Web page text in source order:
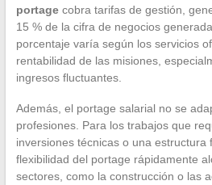
portagecobra tarifas de gestión,
15 % de la cifra de negocios
porcentaje varía según los servicios
rentabilidad de las misiones,
ingresos fluctuantes.
Además, el portage salarial no se
profesiones. Para los trabajos que
inversiones técnicas o una estructura
flexibilidad del portage rápidamente
sectores, como la construcción o las